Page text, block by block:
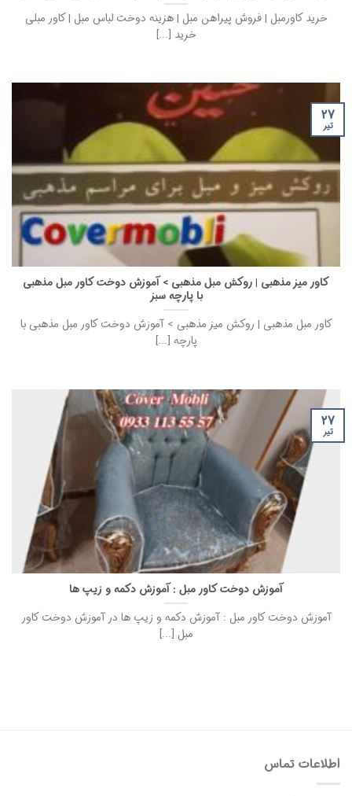
خرید کاورمبل | فروش پیراهن مبل | هزینه دوخت لباس مبل | کاور مبلی
خرید [...]
کاور میز مذهبی | روکش مبل مذهبی > آموزش دوخت کاور مبل مذهبی
با پارچه سبز
کاور مبل مذهبی | روکش میز مذهبی > آموزش دوخت کاور مبل مذهبی با
پارچه [...]
۲۷
تیر
آموزش دوخت کاور مبل : آموزش دکمه و زیپ ها
آموزش دوخت کاور مبل : آموزش دکمه و زیپ ها در آموزش دوخت کاور
مبل [...]
۲۷
تیر
اطلاعات تماس